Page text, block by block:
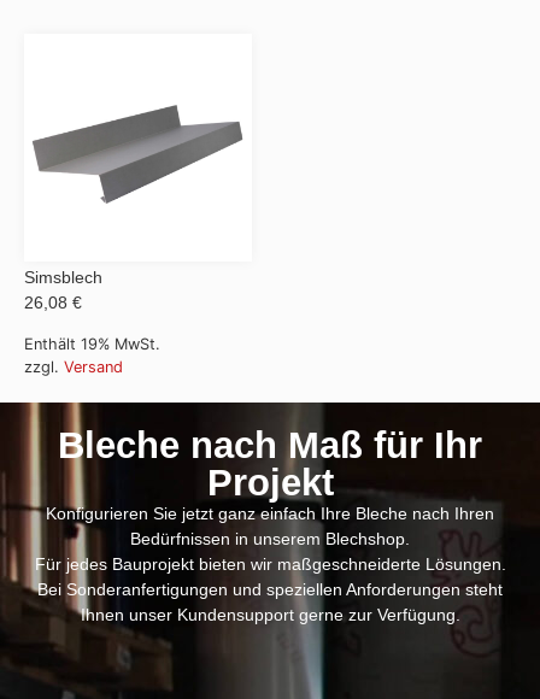
Simsblech
26,08 €
Enthält 19% MwSt.
zzgl. Versand
Bleche nach Maß für Ihr
Projekt
Konfigurieren Sie jetzt ganz einfach Ihre Bleche nach Ihren
Bedürfnissen in unserem Blechshop.
Für jedes Bauprojekt bieten wir maßgeschneiderte Lösungen.
Bei Sonderanfertigungen und speziellen Anforderungen steht
Ihnen unser Kundensupport gerne zur Verfügung.